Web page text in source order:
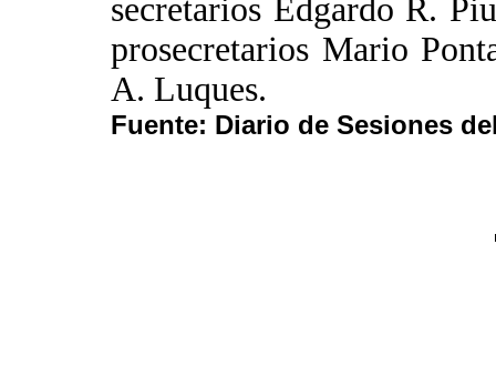
secretarios Edgardo R.
prosecretarios Mario
A. Luques.
Fuente: Diario de Sesiones